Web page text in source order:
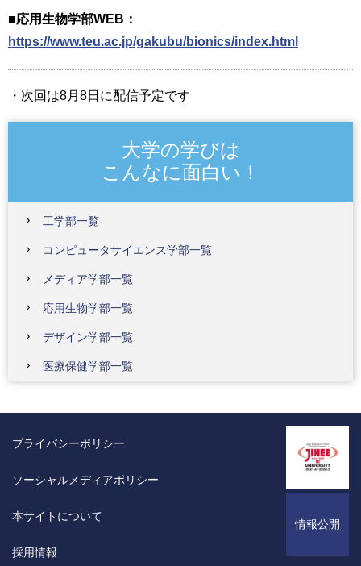
■応用生物学部WEB：
https://www.teu.ac.jp/gakubu/bionics/index.html
・次回は8月8日に配信予定です
大学の学びは
こんなに面白い！
工学部一覧
コンピュータサイエンス学部一覧
メディア学部一覧
応用生物学部一覧
デザイン学部一覧
医療保健学部一覧
情報公開
プライバシーポリシー
ソーシャルメディアポリシー
本サイトについて
採用情報